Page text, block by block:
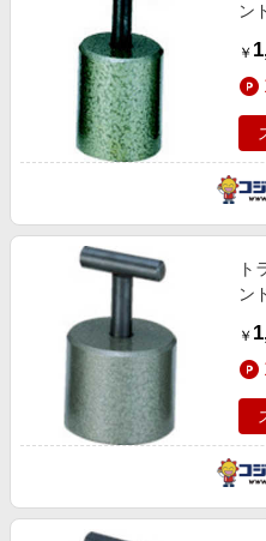
ン
￥
ト
ン
￥